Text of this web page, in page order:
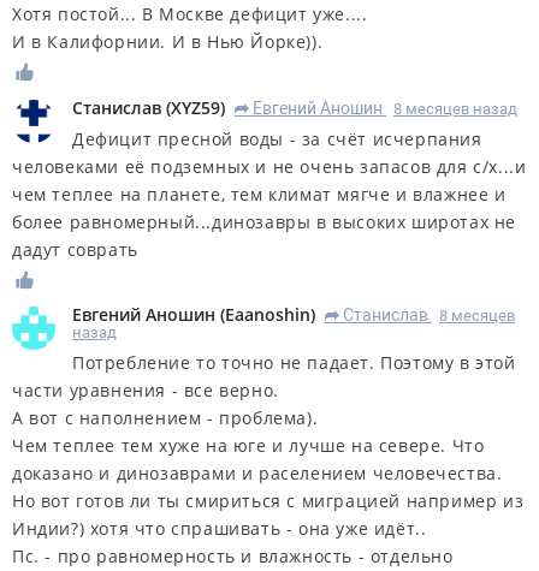
Хотя постой... В Москве дефицит уже....
И в Калифорнии. И в Нью Йорке)).
Станислав (XYZ59) R Евгений Аношин 8 месяцев назад
Дефицит пресной воды - за счёт исчерпания
человеками её подземных и не очень запасов для с/х...и
чем теплее на планете, тем климат мягче и влажнее и
более равномерный...динозавры в высоких широтах не
дадут соврать
Евгений Аношин (Eaanoshin) R Станислав
8 месяцев
назад
Потребление то точно не падает. Поэтому в этой
части уравнения - все верно.
А вот с наполнением - проблема).
Чем теплее тем хуже на юге и лучше на севере. Что
доказано и динозаврами и раселением человечества.
Но вот готов ли ты смириться с миграцией например из
Индии?) хотя что спрашивать - она уже идёт..
Пс. - про равномерность и влажность - отдельно